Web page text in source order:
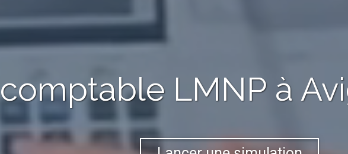
LMNP à